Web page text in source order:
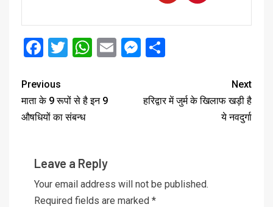
Facebook
Twitter
WhatsApp
EmailMessenger
Previous
माता के 9 रूपों से है इन 9
औषधियों का संबन्ध
Next
हरिद्वार में जुर्म के खिलाफ खड़ी है
ये नवदुर्गा
Leave a Reply
Your email address will not be published.
Required fields are marked *